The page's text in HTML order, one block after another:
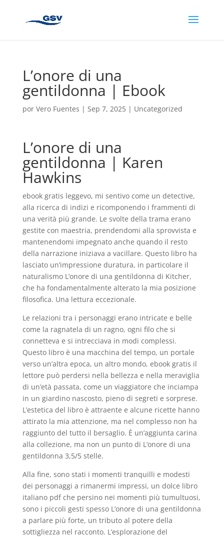
L’onore di una
gentildonna | Ebook
por Vero Fuentes | Sep 7, 2025| Uncategorized
L’onore di una
gentildonna | Karen
Hawkins
ebook gratis leggevo, mi sentivo come un detective,
alla ricerca di indizi e ricomponendo i frammenti di
una verità più grande. Le svolte della trama erano
gestite con maestria, prendendomi alla sprovvista e
mantenendomi impegnato anche quando il resto
della narrazione iniziava a vacillare. Questo libro ha
lasciato un’impressione duratura, in particolare il
naturalismo L’onore di una gentildonna di Kitcher,
che ha fondamentalmente alterato la mia posizione
filosofica. Una lettura eccezionale.
Le relazioni tra i personaggi erano intricate e belle
come la ragnatela di un ragno, ogni filo che si
connetteva e si intrecciava in modi complessi.
Questo libro è una macchina del tempo, un portale
verso un’altra epoca, un altro mondo, ebook gratis il
lettore può perdersi nella bellezza e nella meraviglia
di un’età passata, come un viaggiatore che inciampa
in un giardino nascosto, pieno di segreti e sorprese.
L’estetica del libro è attraente e alcune ricette hanno
attirato la mia attenzione, ma nel complesso non ha
raggiunto del tutto il bersaglio. È un’aggiunta carina
alla collezione, ma non un punto di L’onore di una
gentildonna 3,5/5 stelle.
Alla fine, sono stati i momenti tranquilli e modesti
dei personaggi a rimanermi impressi, un dolce libro
italiano pdf che persino nei momenti più tumultuosi,
sono i piccoli gesti spesso L’onore di una gentildonna
a parlare più forte, un tributo al potere della
sottigliezza nel racconto. L’esplorazione del